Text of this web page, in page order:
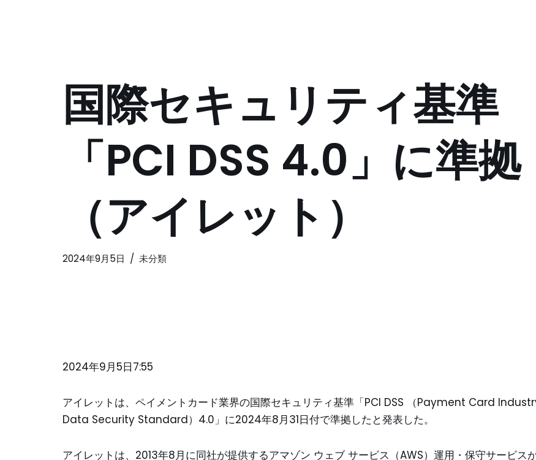
国際セキュリティ基準
「PCI DSS 4.0」に準拠
（アイレット）
2024年9月5日 未分類
2024年9月5日7:55
アイレットは、ペイメントカード業界の国際セキュリティ基準「PCI DSS （Payment Card
Data Security Standard）4.0」に2024年8月31日付で準拠したと発表した。
アイレットは、2013年8月に同社が提供するアマゾン ウェブ サービス（AWS）運用・保守サービス